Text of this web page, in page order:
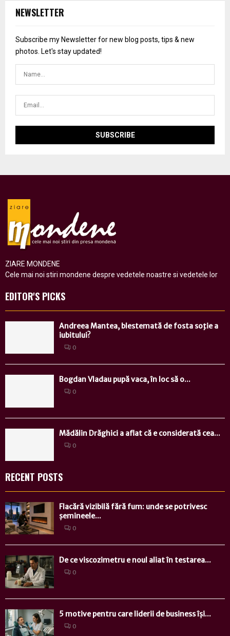
NEWSLETTER
Subscribe my Newsletter for new blog posts, tips & new
photos. Let's stay updated!
ZIARE MONDENE
Cele mai noi stiri mondene despre vedetele noastre si vedetele lor
EDITOR'S PICKS
Andreea Mantea, blestemată de fosta soţie a
iubitului?
0
Bogdan Vladau pupă vaca, în loc să o...
0
Mădălin Drăghici a aflat că e considerată cea...
0
RECENT POSTS
Flacără vizibilă fără fum: unde se potrivesc
șemineele...
0
De ce viscozimetru e noul aliat în testarea...
0
5 motive pentru care liderii de business își...
0